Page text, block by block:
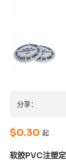
分享：
$0.30 起
软胶PVC注塑